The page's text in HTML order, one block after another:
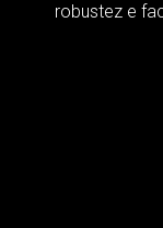
robustez e